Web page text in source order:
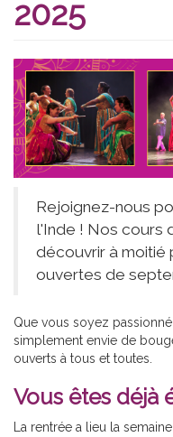
2025
Rejoignez-nous
l'Inde ! Nos cours
découvrir à moitié
ouvertes de
Que vous soyez
simplement envie de
ouverts à tous et toutes.
Vous êtes déjà
La rentrée a lieu la